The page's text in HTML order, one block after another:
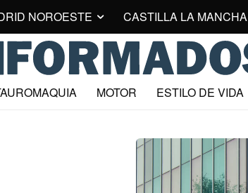
NOROESTE CASTILLA LA MANCHA
MOTOR ESTILO DE VIDA